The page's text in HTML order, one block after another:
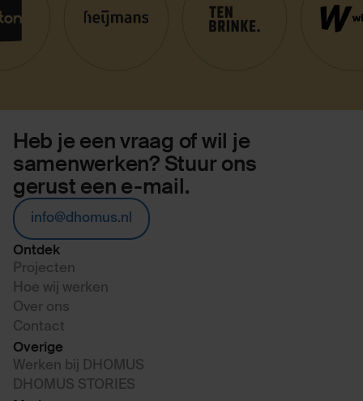
Heb je een vraag of wil je
samenwerken? Stuur ons
gerust een e-mail.
info@dhomus.nl
Ontdek
Projecten
Hoe wij werken
Over ons
Contact
Overige
Werken bij DHOMUS
DHOMUS STORIES